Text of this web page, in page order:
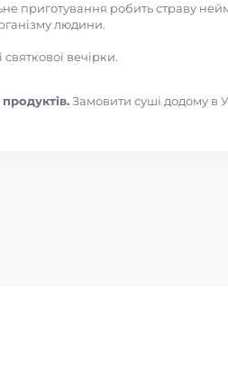
приготування робить страву
людини.
вечірки.
Замовити суші додому в